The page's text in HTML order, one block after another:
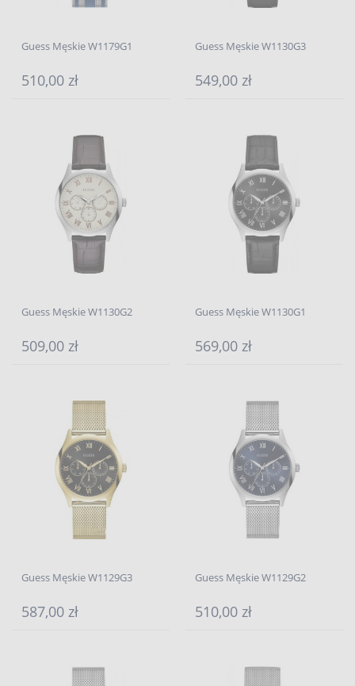
Guess Męskie W1179G1
510,00 zł
Guess Męskie W1130G3
549,00 zł
Guess Męskie W1130G2
509,00 zł
Guess Męskie W1130G1
569,00 zł
Guess Męskie W1129G3
587,00 zł
Guess Męskie W1129G2
510,00 zł